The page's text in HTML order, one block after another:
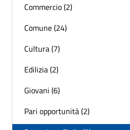
Commercio (2)
Comune (24)
Cultura (7)
Edilizia (2)
Giovani (6)
Pari opportunità (2)